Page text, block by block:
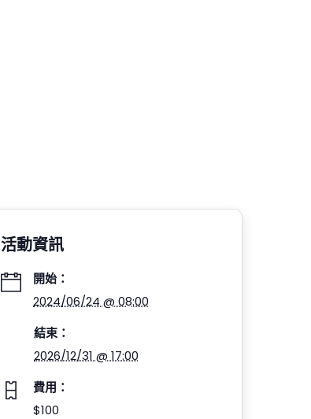
活動資訊
開始：
2024/06/24 @ 08:00
結束：
2026/12/31 @ 17:00
費用：
$100